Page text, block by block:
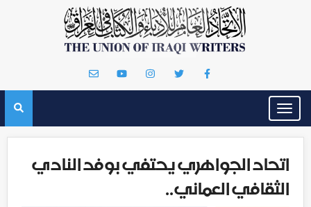
Toggle
navigation
اتحاد الجواهري يحتفي بوفد النادي
الثقافي العماني..